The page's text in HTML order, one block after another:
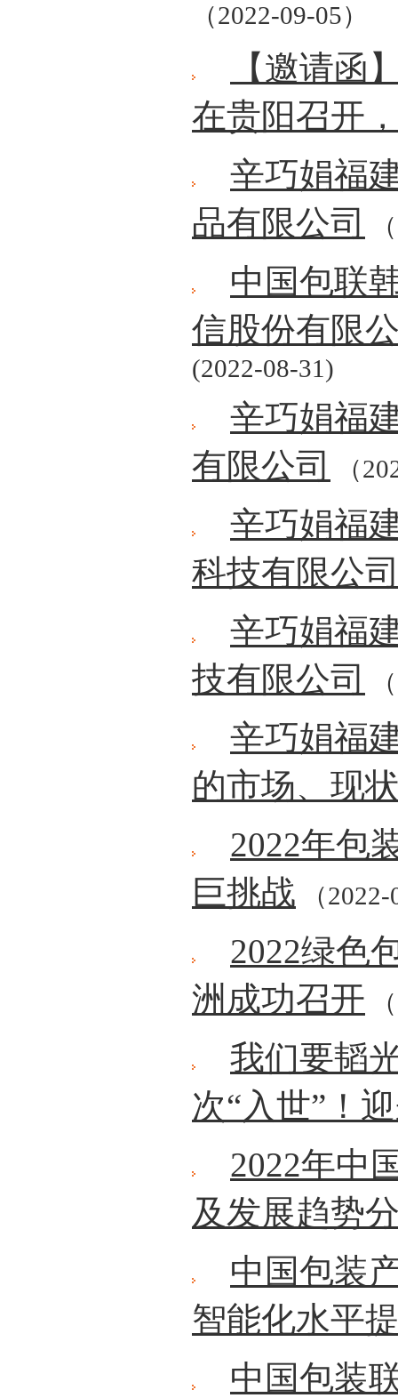
（2022-09-05）
【邀请函
在贵阳召开
辛巧娟福
品有限公司
中国包联
信股份有限
(2022-08-31)
辛巧娟福
有限公司
（
辛巧娟福
科技有限公
辛巧娟福
技有限公司
辛巧娟福
的市场、现
2022年包
巨挑战 （
2022绿色
洲成功召开
我们要韬
次“入世”！
2022年中
及发展趋势
中国包装
智能化水平
中国包装